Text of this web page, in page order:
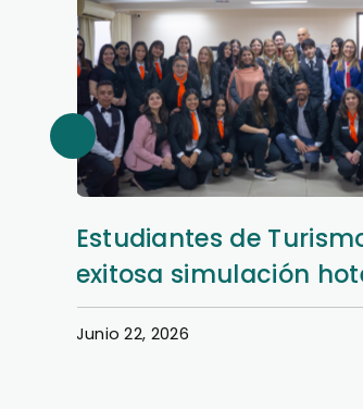
Así se vivió la Semana
en la Filial San Lorenzo
Junio 22, 2026